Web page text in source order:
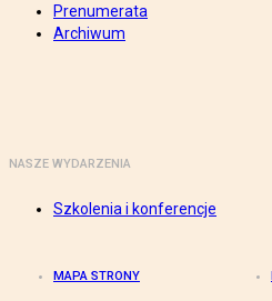
Prenumerata
Archiwum
NASZE WYDARZENIA
Szkolenia i konferencje
MAPA STRONY